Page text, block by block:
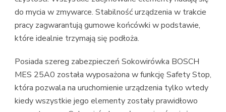
do mycia w zmywarce. Stabilność urządzenia w trakcie
pracy zagwarantują gumowe końcówki w podstawie,
które idealnie trzymają się podłoża.
Posiada szereg zabezpieczeń Sokowirówka BOSCH
MES 25A0 została wyposażona w funkcję Safety Stop,
która pozwala na uruchomienie urządzenia tylko wtedy
kiedy wszystkie jego elementy zostały prawidłowo